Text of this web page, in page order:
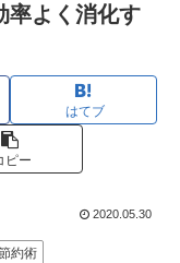
率よく消化す
はてブ
ピー
2020.05.30
約術